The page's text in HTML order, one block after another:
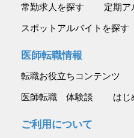
常勤求人を探す
定期ア
スポットアルバイトを探す
医師転職情報
転職お役立ちコンテンツ
医師転職 体験談
はじ
ご利用について